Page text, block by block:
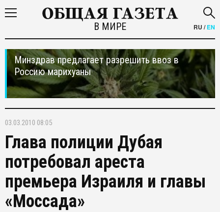
В МИРЕ RU /EN
Минздрав предлагает разрешить ввоз в
Россию марихуаны
03.03.2010 08:05
Глава полиции Дубая
потребовал ареста
премьера Израиля и главы
«Моссада»